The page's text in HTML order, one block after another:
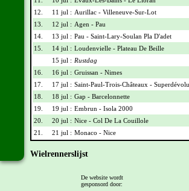
12.
11 jul : Aurillac - Villeneuve-Sur-Lot
13.
12 jul : Agen - Pau
14.
13 jul : Pau - Saint-Lary-Soulan Pla D'adet
15.
14 jul : Loudenvielle - Plateau De Beille
15 jul : Rustdag
16.
16 jul : Gruissan - Nimes
17.
17 jul : Saint-Paul-Trois-Châteaux -
18.
18 jul : Gap - Barcelonnette
19.
19 jul : Embrun - Isola 2000
20.
20 jul : Nice - Col De La Couillole
21.
21 jul : Monaco - Nice
Wielrennerslijst
Jonas Vingegaard
De website wordt
gesponsord door: